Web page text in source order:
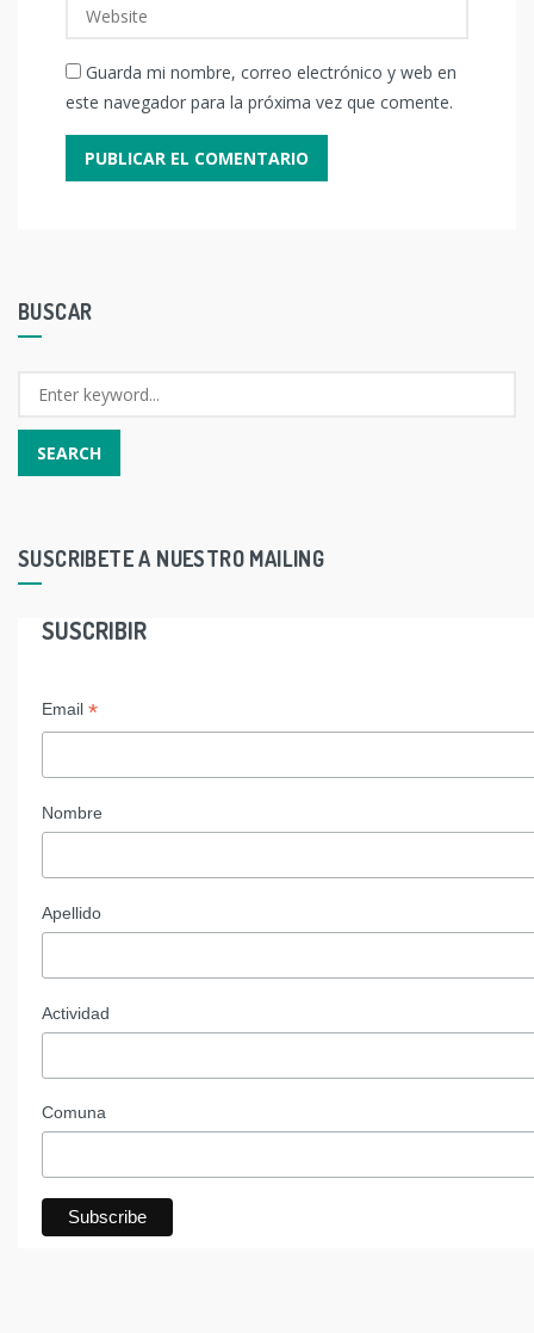
Guarda mi nombre, correo electrónico y web en
este navegador para la próxima vez que comente.
BUSCAR
SUSCRIBETE A NUESTRO MAILING
SUSCRIBIR
Email *
Nombre
Apellido
Actividad
Comuna